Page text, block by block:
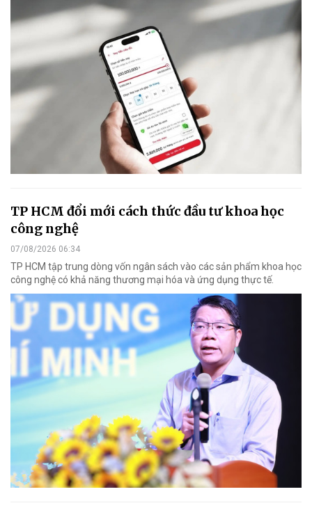
TP HCM đổi mới cách thức đầu tư khoa học
công nghệ
07/08/2026 06:34
TP HCM tập trung dòng vốn ngân sách vào các sản phẩm khoa học
công nghệ có khả năng thương mại hóa và ứng dụng thực tế.